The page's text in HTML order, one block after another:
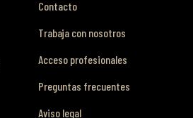
Contacto
Trabaja con nosotros
Acceso profesionales
Preguntas frecuentes
Aviso legal